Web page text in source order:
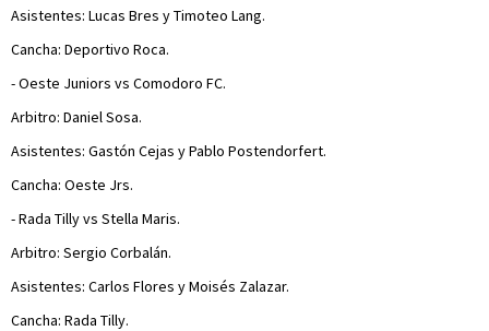
Asistentes: Lucas Bres y Timoteo Lang.
Cancha: Deportivo Roca.
- Oeste Juniors vs Comodoro FC.
Arbitro: Daniel Sosa.
Asistentes: Gastón Cejas y Pablo Postendorfert.
Cancha: Oeste Jrs.
- Rada Tilly vs Stella Maris.
Arbitro: Sergio Corbalán.
Asistentes: Carlos Flores y Moisés Zalazar.
Cancha: Rada Tilly.